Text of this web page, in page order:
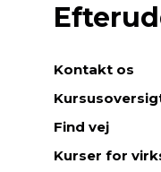
Kontakt os
Find vej
Kurser for